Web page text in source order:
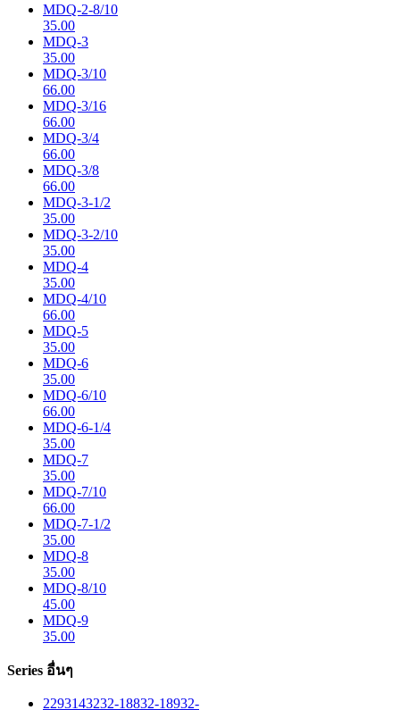
MDQ-2-8/10
35.00
MDQ-3
35.00
MDQ-3/10
66.00
MDQ-3/16
66.00
MDQ-3/4
66.00
MDQ-3/8
66.00
MDQ-3-1/2
35.00
MDQ-3-2/10
35.00
MDQ-4
35.00
MDQ-4/10
66.00
MDQ-5
35.00
MDQ-6
35.00
MDQ-6/10
66.00
MDQ-6-1/4
35.00
MDQ-7
35.00
MDQ-7/10
66.00
MDQ-7-1/2
35.00
MDQ-8
35.00
MDQ-8/10
45.00
MDQ-9
35.00
Series อื่นๆ
2293143232-18832-18932-